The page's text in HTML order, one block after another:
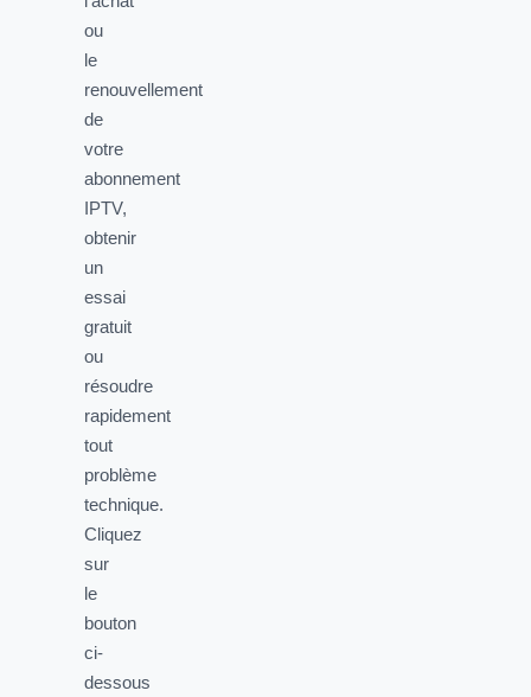
ou
le
renouvellement
de
votre
abonnement
IPTV,
obtenir
un
essai
gratuit
ou
résoudre
rapidement
tout
problème
technique.
Cliquez
sur
le
bouton
ci-
dessous